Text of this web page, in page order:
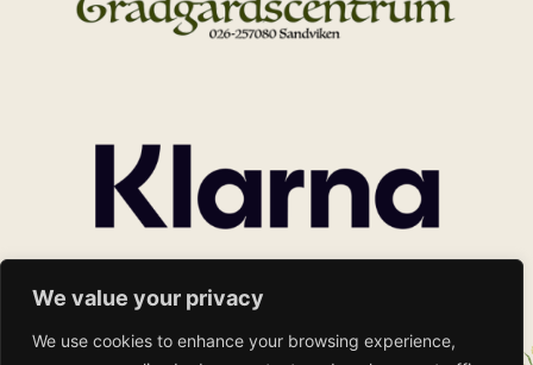
We value your privacy
We use cookies to enhance your browsing experience,